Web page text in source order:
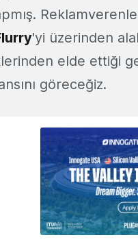
'yi üzerinden
elde ettiği
göreceğiz.